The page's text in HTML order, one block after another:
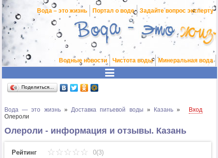
Вода – это жизнь Портал о воде Задайте вопрос эксперту
Водные новости Чистота воды Минеральная вода
Поделиться…
Вода — это жизнь»Доставка питьевой воды » Казань »
Олероли
Вход
Олероли - информация и отзывы. Казань
Рейтинг
0(3)